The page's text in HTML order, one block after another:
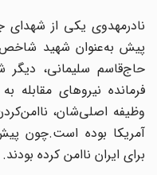
نادرمهدوی یکی از شهدای
پیش به‌عنوان شهید
حاج‌قاسم سلیمانی، دیگر
فرمانده نیروهای مقابله
وظیفه اصلی‌شان،
آمریکا بوده است.چون
برای ایران ناامن کرده بودند.